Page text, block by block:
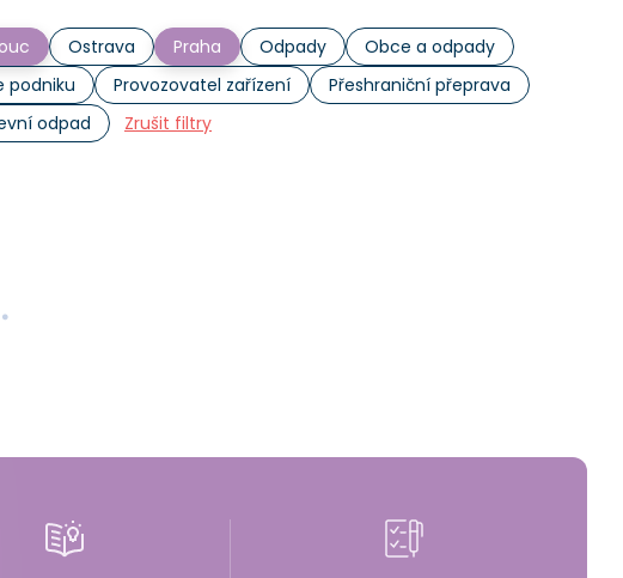
Ostrava Praha Odpady
Obce a odpady
podniku Provozovatel zařízení
Přeshraniční přeprava
odpad Zrušit filtry